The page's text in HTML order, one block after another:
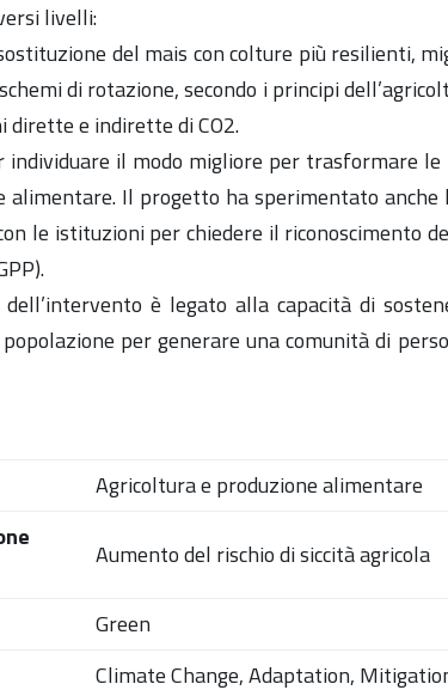
livelli:
del mais con colture più resilienti,
di rotazione, secondo i principi
dirette e indirette di CO2.
individuare il modo migliore per trasformare
Il progetto ha sperimentato
le istituzioni per chiedere il riconoscimento
dell’intervento è legato alla capacità di
per generare una comunità di
Agricoltura e produzione alimentare
Aumento del rischio di siccità agricola
Green
Climate Change, Adaptation,